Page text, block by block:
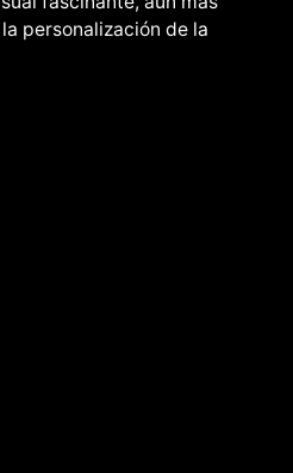
personalización de la